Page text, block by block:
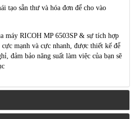
tạo sẵn thư và hóa đơn để cho vào
máy RICOH MP 6503SP & sự tích hợp
mạnh và cực nhanh, được thiết kế để
đảm bảo năng suất làm việc của bạn sẽ